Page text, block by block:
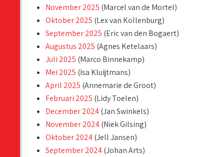
November 2025 (Marcel van de Mortel)
Oktober 2025 (Lex van Kollenburg)
September 2025 (Eric van den Bogaert)
Augustus 2025 (Agnes Ketelaars)
Juli 2025 (Marco Binnekamp)
Mei 2025 (Isa Kluijtmans)
April 2025 (Annemarie de Groot)
Februari 2025 (Lidy Toelen)
December 2024(Jan Swinkels)
November 2024(Niek Gilsing)
Oktober 2024(Jell Jansen)
September 2024(Johan Arts)